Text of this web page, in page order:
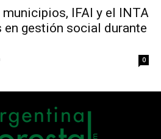
IFAI y el INTA
en gestión social durante
0